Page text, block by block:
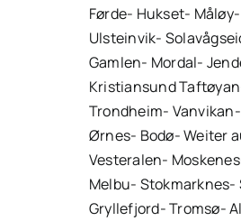
Førde- Hukset-
Ulsteinvik-
Gamlen- Mordal-
Kristiansund
Trondheim-
Ørnes- Bodø- Weiter
Vesteralen-
Melbu-
Gryllefjord- Tromsø-